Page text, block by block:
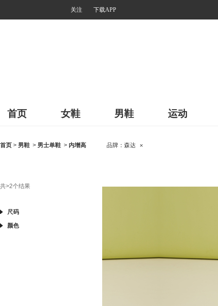
关注 下载APP
首页 女鞋 男鞋 运动
首页 > 男鞋 > 男士单鞋 > 内增高 品牌： 森达 ×
共>2个结果
尺码
颜色